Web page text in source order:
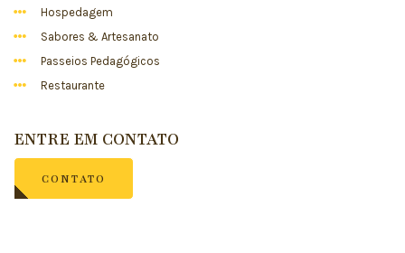
Hospedagem
Sabores & Artesanato
Passeios Pedagógicos
Restaurante
ENTRE EM CONTATO
CONTATO